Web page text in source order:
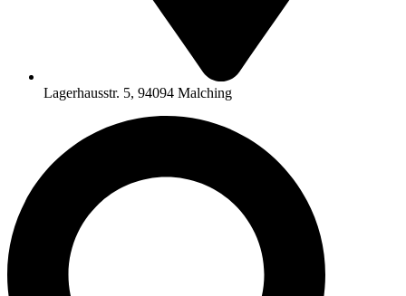
Lagerhausstr. 5, 94094 Malching